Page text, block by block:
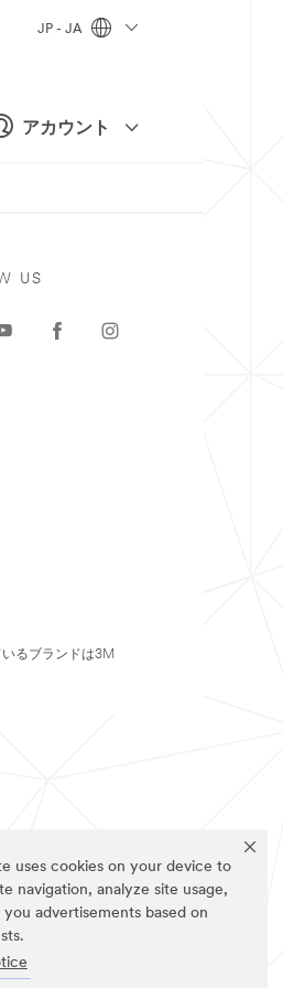
uses cookies on your device to
navigation, analyze site usage,
you advertisements based on
アカウント
JP - JA
US
るブランドは3M